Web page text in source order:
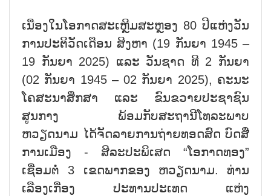
ເນື່ອງໃນໂອກາດສະເຫຼີມສະຫຼອງ 80 ປີແຫ່ງວັນ
ການປະຕິວັດເດືອນ ສິງຫາ (19 ກັນຍາ 1945 –
19 ກັນຍາ 2025) ແລະ ວັນຊາດ ທີ 2 ກັນຍາ
(02 ກັນຍາ 1945 – 02 ກັນຍາ 2025), ຄະນະ
ໂຄສະນາສຶກສາ ແລະ ຂົນຂວາຍປະຊາຊົນ
ສູນກາງ ພ້ອມກັບສະຖານີໂທລະພາບ
ຫວຽດນາມ ໄດ້ຈັດລາຍການຖ່າຍທອດສົດ ບົດສື່
ການເມືອງ - ສິລະປະພິເສດ “ໂອກາດທອງ”
ເຊື່ອມຕໍ່ 3 ເຂດພາກຂອງ ຫວຽດນາມ. ທ່ານ
ເລືອງເກື່ອງ ປະທານປະເທດ ແຫ່ງ